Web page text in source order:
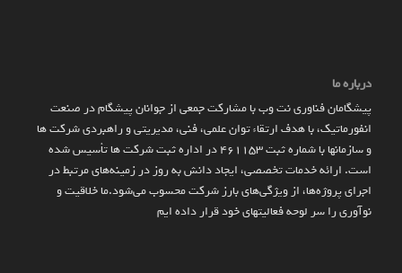
درباره ما
پیشگامان فناوری نت وب با مشارکت جمعی از جوانان پیشگام در صنعت
انفورماتیک، با هدف ارتقاء توان علمی، فنی، مدیریتی و راهبردی شرکت ها
و سازمان­ها با شماره ثبت 461153 در اداره ثبت شرکت ها تأسیس شده
است. ارائه خدمات تخصصی، ایجاد دانش به‌ روز در زمینه‌های مرتبط در
اجرای پروژه‌ها، از ویژگی‌های بارز شرکت محسوب می‌شود.ما خلاقیت و
نوآوری را سر لوحه فعالیتهای خود قرار داده ایم